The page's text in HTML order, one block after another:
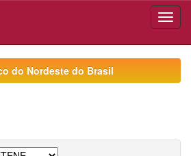
do Nordeste do Brasil